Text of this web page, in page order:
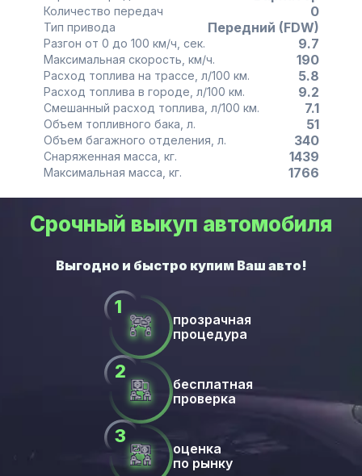
Количество передач 0
Тип привода Передний (FDW)
Разгон от 0 до 100 км/ч, сек. 9.7
Максимальная скорость, км/ч. 190
Расход топлива на трассе, л/100 км. 5.8
Расход топлива в городе, л/100 км. 9.2
Смешанный расход топлива, л/100 км. 7.1
Объем топливного бака, л. 51
Объем багажного отделения, л. 340
Снаряженная масса, кг. 1439
Максимальная масса, кг. 1766
Срочный выкуп автомобиля
прозрачная
процедура
бесплатная
проверка
оценка
по рынку